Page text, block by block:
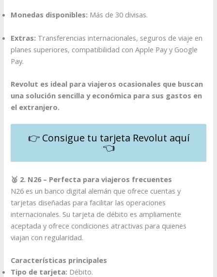
Monedas disponibles: Más de 30 divisas.​
Extras: Transferencias internacionales, seguros de viaje en
planes superiores, compatibilidad con Apple Pay y Google
Pay.​
Revolut es ideal para viajeros ocasionales que buscan
una solución sencilla y económica para sus gastos en
el extranjero.​
👉 Consigue tu tarjeta Revolut aquí
👈
🥈 2. N26 – Perfecta para viajeros frecuentes
N26 es un banco digital alemán que ofrece cuentas y
tarjetas diseñadas para facilitar las operaciones
internacionales. Su tarjeta de débito es ampliamente
aceptada y ofrece condiciones atractivas para quienes
viajan con regularidad.
Características principales
Tipo de tarjeta: Débito.